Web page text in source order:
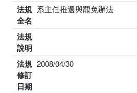
法規
全名
系主任推選與罷免辦法
法規
說明
法規
修訂
日期
2008/04/30